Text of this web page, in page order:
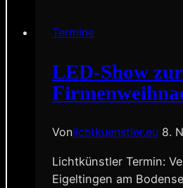
sie?
Termine
LED-Show zur
Vonlichtkuenstler.eu 8.
Lichtkünstler Termin:
Eigeltingen am